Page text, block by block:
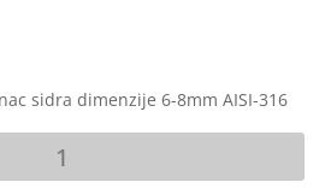
sidra dimenzije 6-8mm AISI-316